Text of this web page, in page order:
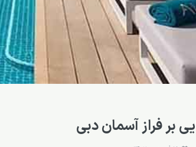
بر فراز آسمان دبی